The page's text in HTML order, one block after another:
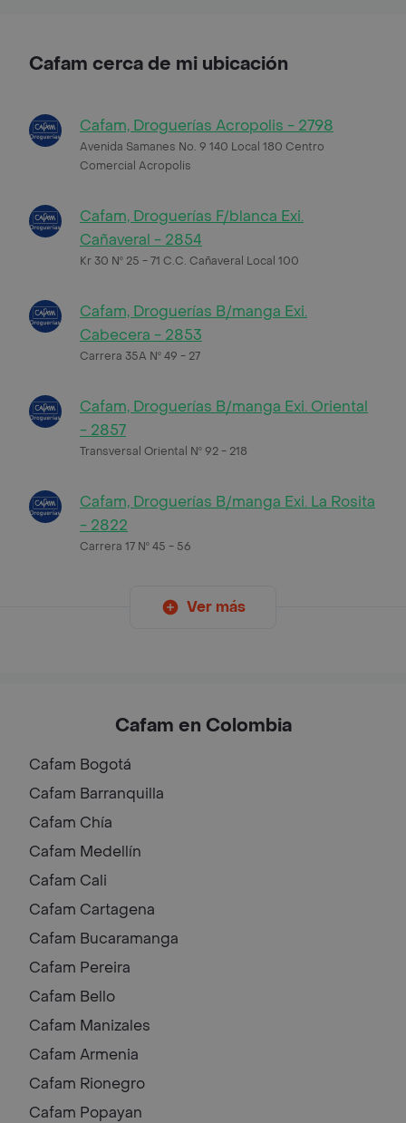
Cafam cerca de mi ubicación
Cafam, Droguerías Acropolis - 2798
Avenida Samanes No. 9 140 Local 180 Centro
Comercial Acropolis
Cafam, Droguerías F/blanca Exi.
Cañaveral - 2854
Kr 30 Nº 25 - 71 C.C. Cañaveral Local 100
Cafam, Droguerías B/manga Exi.
Cabecera - 2853
Carrera 35A Nº 49 - 27
Cafam, Droguerías B/manga Exi. Oriental
- 2857
Transversal Oriental Nº 92 - 218
Cafam, Droguerías B/manga Exi. La Rosita
- 2822
Carrera 17 Nº 45 - 56
Ver más
Cafam en Colombia
Cafam Bogotá
Cafam Barranquilla
Cafam Chía
Cafam Medellín
Cafam Cali
Cafam Cartagena
Cafam Bucaramanga
Cafam Pereira
Cafam Bello
Cafam Manizales
Cafam Armenia
Cafam Rionegro
Cafam Popayan